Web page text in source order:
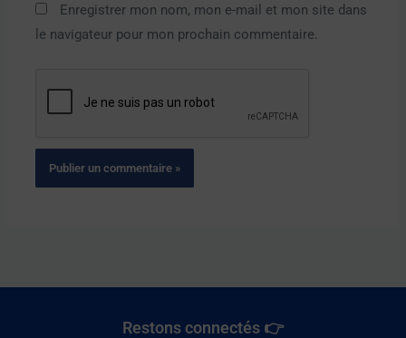
Enregistrer mon nom, mon e-mail et mon site dans
le navigateur pour mon prochain commentaire.
Restons connectés 👉